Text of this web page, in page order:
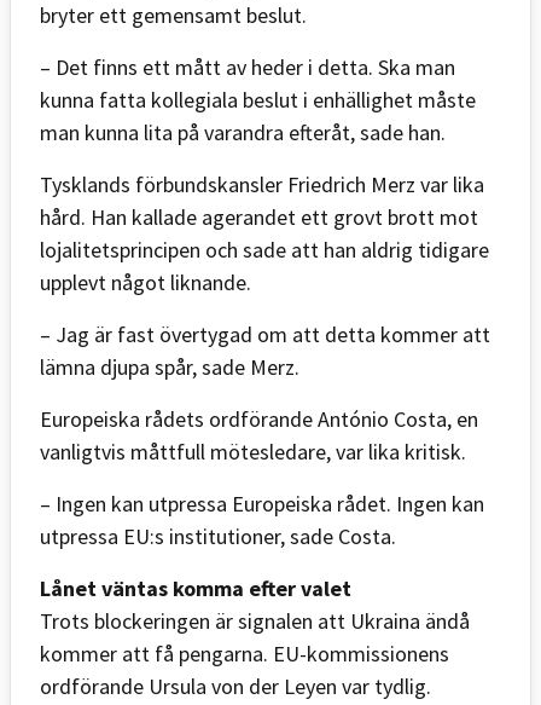
bryter ett gemensamt beslut.
– Det finns ett mått av heder i detta. Ska man
kunna fatta kollegiala beslut i enhällighet måste
man kunna lita på varandra efteråt, sade han.
Tysklands förbundskansler Friedrich Merz var lika
hård. Han kallade agerandet ett grovt brott mot
lojalitetsprincipen och sade att han aldrig tidigare
upplevt något liknande.
– Jag är fast övertygad om att detta kommer att
lämna djupa spår, sade Merz.
Europeiska rådets ordförande António Costa, en
vanligtvis måttfull mötesledare, var lika kritisk.
– Ingen kan utpressa Europeiska rådet. Ingen kan
utpressa EU:s institutioner, sade Costa.
Lånet väntas komma efter valet
Trots blockeringen är signalen att Ukraina ändå
kommer att få pengarna. EU-kommissionens
ordförande Ursula von der Leyen var tydlig.